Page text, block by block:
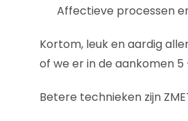
Affectieve processen
Kortom, leuk en aardig
of we er in de aankomen 5
Betere technieken zijn